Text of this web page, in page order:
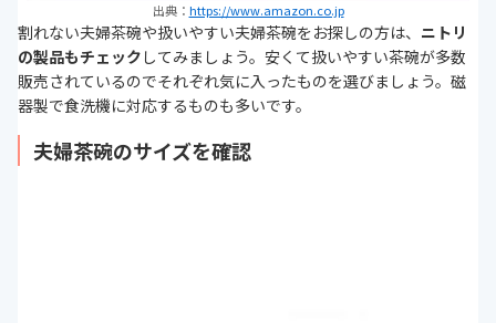
出典： https://www.amazon.co.jp
割れない夫婦茶碗や扱いやすい夫婦茶碗をお探しの方は、 ニトリ
の製品もチェック してみましょう。安くて扱いやすい茶碗が多数
販売されているのでそれぞれ気に入ったものを選びましょう。磁
器製で食洗機に対応するものも多いです。
夫婦茶碗のサイズを確認